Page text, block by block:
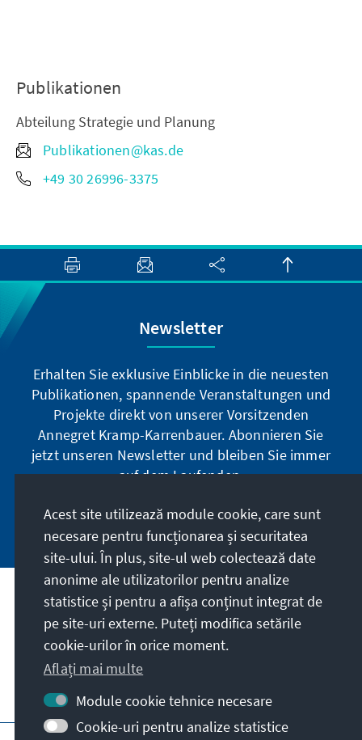
Publikationen
Abteilung Strategie und Planung
Publikationen@kas.de
+49 30 26996-3375
Newsletter
Erhalten Sie exklusive Einblicke in die neuesten
Publikationen, spannende Veranstaltungen und
Projekte direkt von unserer Vorsitzenden
Annegret Kramp-Karrenbauer. Abonnieren Sie
jetzt unseren Newsletter und bleiben Sie immer
auf dem Laufenden.
Jetzt abonnieren
Misiunea noastră
Contact
Alte oferte ale fundației
Acest site utilizează module cookie, care sunt
necesare pentru funcționarea și securitatea
site-ului. În plus, site-ul web colectează date
anonime ale utilizatorilor pentru analize
statistice și pentru a afișa conținut integrat de
pe site-uri externe. Puteți modifica setările
cookie-urilor în orice moment.
Aflați mai multe
Module cookie tehnice necesare
Cookie-uri pentru analize statistice